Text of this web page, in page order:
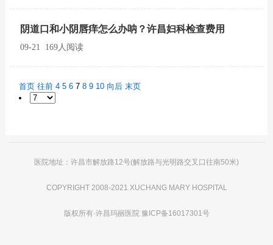
阴道口和小阴唇痒怎么办呐？许昌妇科检查费用
09-21 169人阅读
首页 往前 4 5 6 7 8 9 10 向后 末页
医院地址：许昌市解放路12号(解放路与光明路交叉口往南50米)
COPYRIGHT 2008-2021 XUCHANG MARY HOSPITAL
版权所有·许昌玛丽医院 豫ICP备16017301号